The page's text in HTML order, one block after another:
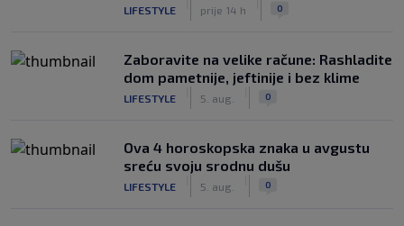
LIFESTYLE prije 14 h 0
Zaboravite na velike račune: Rashladite
dom pametnije, jeftinije i bez klime
LIFESTYLE 5. aug. 0
Ova 4 horoskopska znaka u avgustu
sreću svoju srodnu dušu
LIFESTYLE 5. aug. 0